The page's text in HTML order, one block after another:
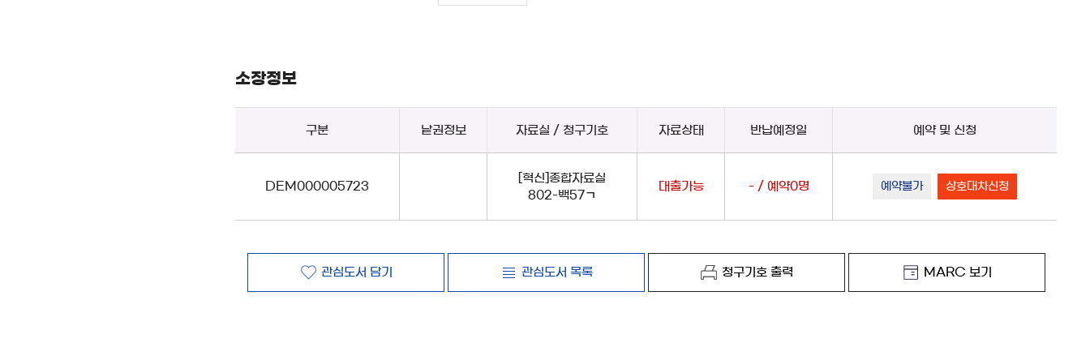
소장정보
구분 낱권정보 자료실 / 청구기호 자료상태 반납예정일 예약 및 신청
DEM000005723
[혁신]종합자료실
802-백57ㄱ
대출가능 - / 예약0명 예약불가 상호대차신청
관심도서 담기 관심도서 목록 청구기호 출력 MARC 보기